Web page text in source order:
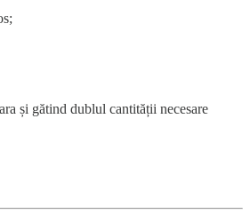
și gătind dublul cantității necesare